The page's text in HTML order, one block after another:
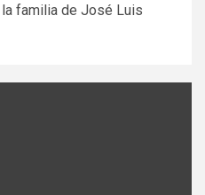
familia de José Luis